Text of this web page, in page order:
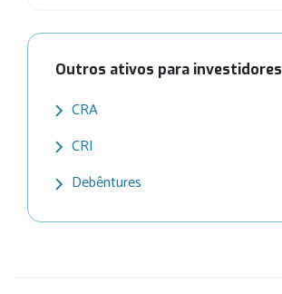
Outros ativos para investidores
CRA
CRI
Debêntures